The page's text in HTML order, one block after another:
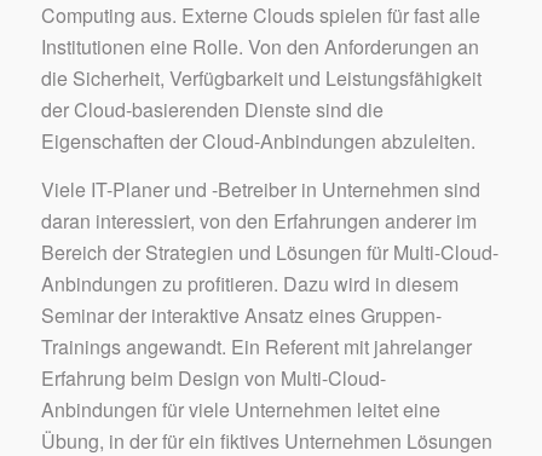
Computing aus. Externe Clouds spielen für fast alle
Institutionen eine Rolle. Von den Anforderungen an
die Sicherheit, Verfügbarkeit und Leistungsfähigkeit
der Cloud-basierenden Dienste sind die
Eigenschaften der Cloud-Anbindungen abzuleiten.
Viele IT-Planer und -Betreiber in Unternehmen sind
daran interessiert, von den Erfahrungen anderer im
Bereich der Strategien und Lösungen für Multi-Cloud-
Anbindungen zu profitieren. Dazu wird in diesem
Seminar der interaktive Ansatz eines Gruppen-
Trainings angewandt. Ein Referent mit jahrelanger
Erfahrung beim Design von Multi-Cloud-
Anbindungen für viele Unternehmen leitet eine
Übung, in der für ein fiktives Unternehmen Lösungen